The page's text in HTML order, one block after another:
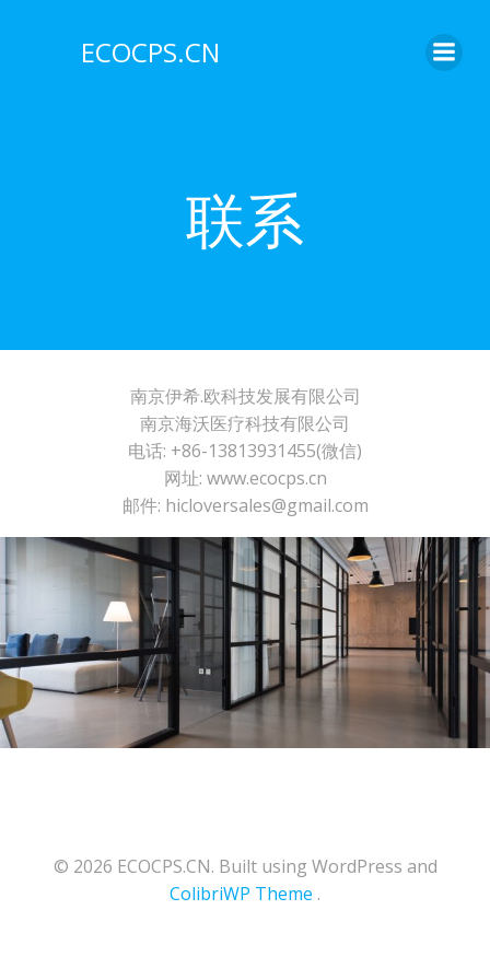
ECOCPS.CN
联系
南京伊希.欧科技发展有限公司
南京海沃医疗科技有限公司
电话: +86-13813931455(微信)
网址: www.ecocps.cn
邮件: hicloversales@gmail.com
© 2026 ECOCPS.CN. Built using WordPress and
ColibriWP Theme .